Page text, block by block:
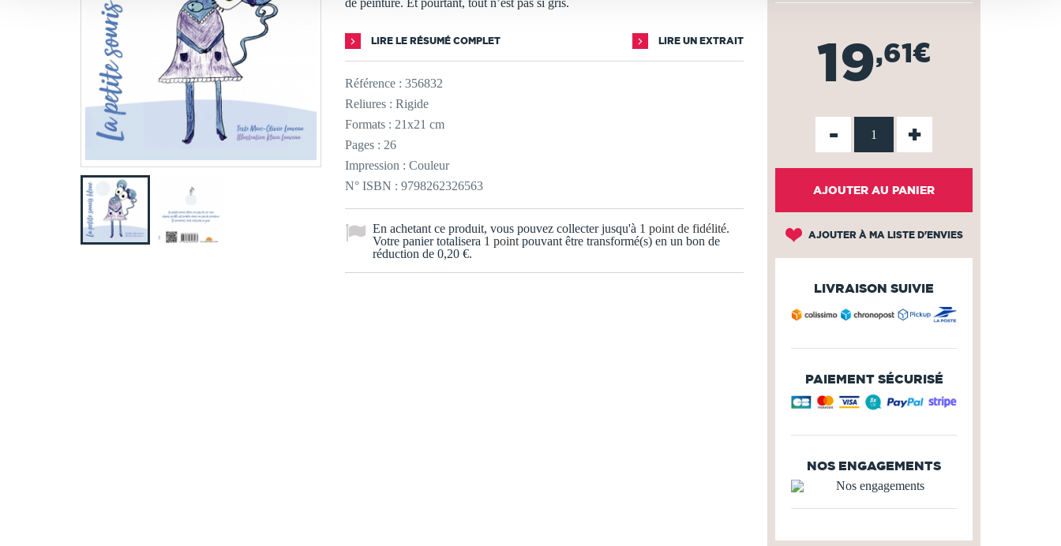
de peinture. Et pourtant, tout n’est pas si gris.
LIRE LE RÉSUMÉ COMPLET LIRE UN EXTRAIT
Référence : 356832
Reliures : Rigide
Formats : 21x21 cm
Pages : 26
Impression : Couleur
N° ISBN : 9798262326563
En achetant ce produit, vous pouvez collecter jusqu'à 1 point de fidélité.
Votre panier totalisera 1 point pouvant être transformé(s) en un bon de
réduction de 0,20 €.
19,61€
- +
AJOUTER AU PANIER
AJOUTER À MA LISTE D'ENVIES
LIVRAISON SUIVIE
PAIEMENT SÉCURISÉ
NOS ENGAGEMENTS